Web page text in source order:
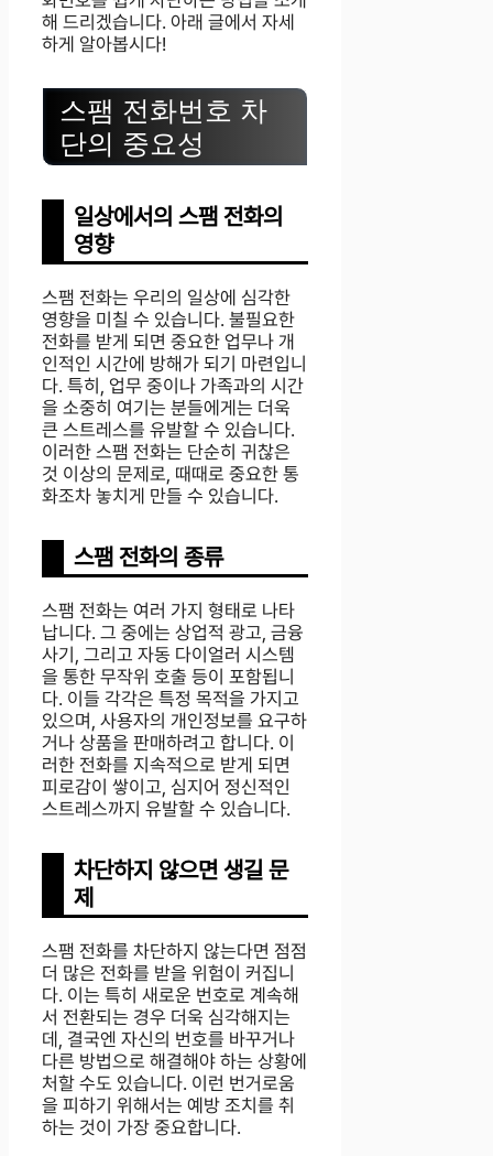
해 드리겠습니다. 아래 글에서 자세
하게 알아봅시다!
스팸 전화번호 차
단의 중요성
일상에서의 스팸 전화의
영향
스팸 전화는 우리의 일상에 심각한
영향을 미칠 수 있습니다. 불필요한
전화를 받게 되면 중요한 업무나 개
인적인 시간에 방해가 되기 마련입니
다. 특히, 업무 중이나 가족과의 시간
을 소중히 여기는 분들에게는 더욱
큰 스트레스를 유발할 수 있습니다.
이러한 스팸 전화는 단순히 귀찮은
것 이상의 문제로, 때때로 중요한 통
화조차 놓치게 만들 수 있습니다.
스팸 전화의 종류
스팸 전화는 여러 가지 형태로 나타
납니다. 그 중에는 상업적 광고, 금융
사기, 그리고 자동 다이얼러 시스템
을 통한 무작위 호출 등이 포함됩니
다. 이들 각각은 특정 목적을 가지고
있으며, 사용자의 개인정보를 요구하
거나 상품을 판매하려고 합니다. 이
러한 전화를 지속적으로 받게 되면
피로감이 쌓이고, 심지어 정신적인
스트레스까지 유발할 수 있습니다.
차단하지 않으면 생길 문
제
스팸 전화를 차단하지 않는다면 점점
더 많은 전화를 받을 위험이 커집니
다. 이는 특히 새로운 번호로 계속해
서 전환되는 경우 더욱 심각해지는
데, 결국엔 자신의 번호를 바꾸거나
다른 방법으로 해결해야 하는 상황에
처할 수도 있습니다. 이런 번거로움
을 피하기 위해서는 예방 조치를 취
하는 것이 가장 중요합니다.